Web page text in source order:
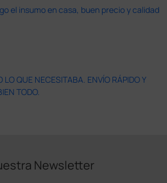
el insumo en casa, buen precio y calidad
LO QUE NECESITABA. ENVÍO RÁPIDO Y
TODO.
Newsletter